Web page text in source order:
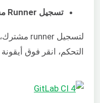
تسجيل Runner مشترك
التحكم، انقر فوق أيقونة